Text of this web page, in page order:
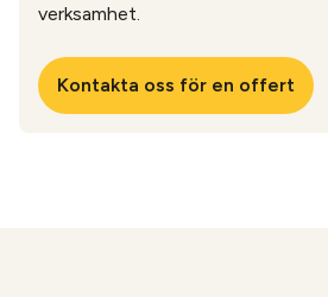
verksamhet.
Kontakta oss för en offert